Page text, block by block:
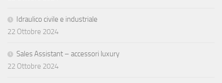
Idraulico civile e industriale
22 Ottobre 2024
Sales Assistant – accessori luxury
22 Ottobre 2024